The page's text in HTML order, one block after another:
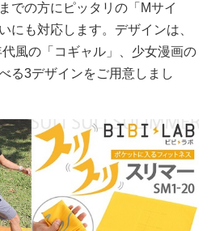
での方にピッタリの「Mサイ
にも対応します。デザインは、
風の「コギャル」、少女漫画の
る3デザインをご用意しまし